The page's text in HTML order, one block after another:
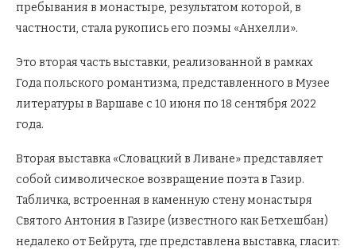
пребывания в монастыре, результатом которой, в
частности, стала рукопись его поэмы «Анхелли».
Это вторая часть выставки, реализованной в рамках
Года польского романтизма, представленного в Музее
литературы в Варшаве с 10 июня по 18 сентября 2022
года.
Вторая выставка «Словацкий в Ливане» представляет
собой символическое возвращение поэта в Газир.
Табличка, встроенная в каменную стену монастыря
Святого Антония в Газире (известного как Бетхешбан)
недалеко от Бейрута, где представлена выставка, гласит: